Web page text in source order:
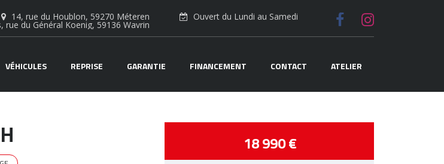
Ouvert du Lundi au Samedi
14, rue du Houblon, 59270 Méteren
rue du Général Koenig, 59136 Wavrin
VÉHICULES REPRISE GARANTIE FINANCEMENT CONTACT ATELIER
18 990 €